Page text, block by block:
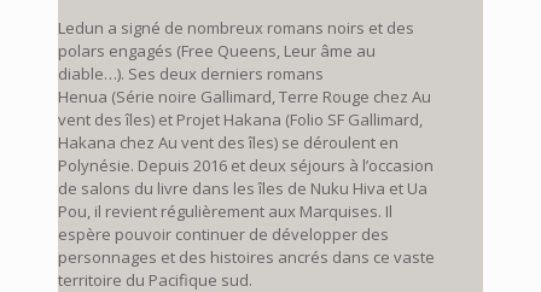
Ledun a signé de nombreux romans noirs et des
polars engagés (Free Queens, Leur âme au
diable…). Ses deux derniers romans
Henua (Série noire Gallimard, Terre Rouge chez Au
vent des îles) et Projet Hakana (Folio SF Gallimard,
Hakana chez Au vent des îles) se déroulent en
Polynésie. Depuis 2016 et deux séjours à l’occasion
de salons du livre dans les îles de Nuku Hiva et Ua
Pou, il revient régulièrement aux Marquises. Il
espère pouvoir continuer de développer des
personnages et des histoires ancrés dans ce vaste
territoire du Pacifique sud.